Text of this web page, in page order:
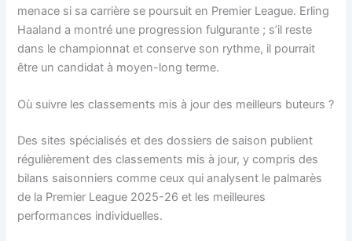
menace si sa carrière se poursuit en Premier League. Erling
Haaland a montré une progression fulgurante ; s’il reste
dans le championnat et conserve son rythme, il pourrait
être un candidat à moyen-long terme.
Où suivre les classements mis à jour des meilleurs buteurs ?
Des sites spécialisés et des dossiers de saison publient
régulièrement des classements mis à jour, y compris des
bilans saisonniers comme ceux qui analysent le palmarès
de la Premier League 2025-26 et les meilleures
performances individuelles.